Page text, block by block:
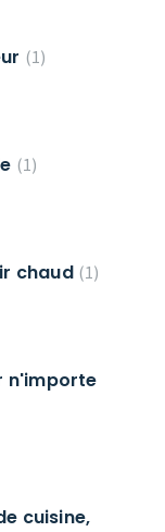
1
1
chaud 1
n'importe
cuisine,